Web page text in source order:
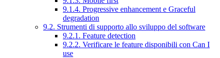
9.1.4. Progressive enhancement e Graceful
degradation
9.2. Strumenti di supporto allo sviluppo del software
9.2.1. Feature detection
9.2.2. Verificare le feature disponibili con Can I
use